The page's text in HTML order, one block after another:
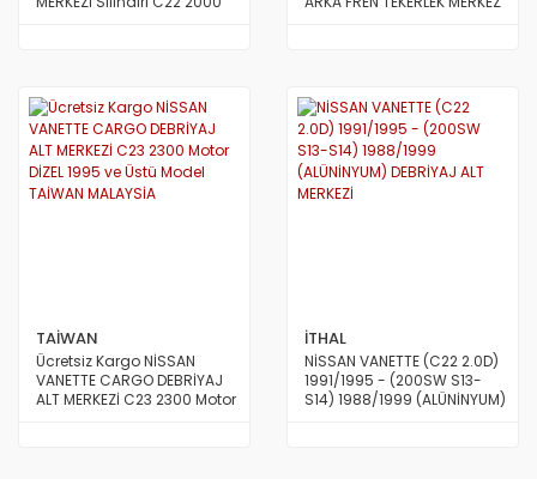
TAİWAN
Ücretsiz Kargo NİSSAN
VANETTE CARGO DEBRİYAJ
ALT MERKEZİ C23 2300 Motor
İTHAL
NİSSAN VANETTE (C22 2.0D)
1991/1995 - (200SW S13-
S14) 1988/1999 (ALÜNİNYUM)